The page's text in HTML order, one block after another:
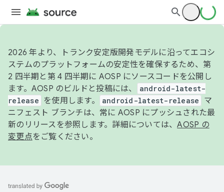
2026 年より、トランク安定版開発モデルに沿ってエコシ
ステムのプラットフォームの安定性を確保するため、第
2 四半期と第 4 四半期に AOSP にソースコードを公開し
ます。AOSP のビルドと投稿には、
android-latest-
release
を使用します。 android-latest-release
マ
ニフェスト ブランチは、常に AOSP にプッシュされた最
新のリリースを参照します。詳細については、AOSP の
変更点をご覧ください。